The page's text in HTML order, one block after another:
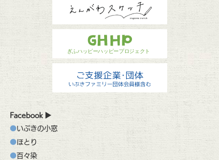
Facebook
いぶきの小窓
ほとり
百々染